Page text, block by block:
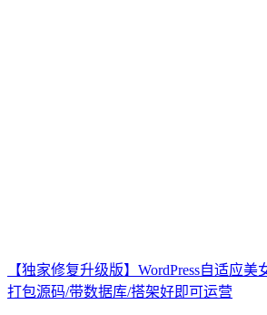
【独家修复升级版】WordPress自适应
打包源码/带数据库/搭架好即可运营